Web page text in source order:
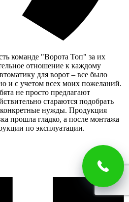
команде "Ворота Топ" за их
отношение к каждому
для ворот – все было
и с учетом всех моих пожеланий.
не просто предлагают
стараются подобрать
нужды. Продукция
прошла гладко, а после монтажа
по эксплуатации.